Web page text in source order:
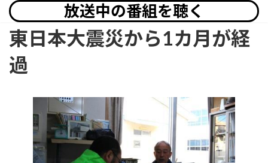
放送中の番組を聴く
東日本大震災から1カ月が経
過